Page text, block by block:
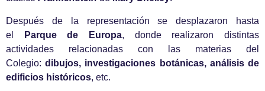
Después de la representación se desplazaron hasta
el
Parque de Europa, donde realizaron distintas
actividades relacionadas con las materias del
Colegio:dibujos, investigaciones botánicas, análisis de
edificios históricos, etc.